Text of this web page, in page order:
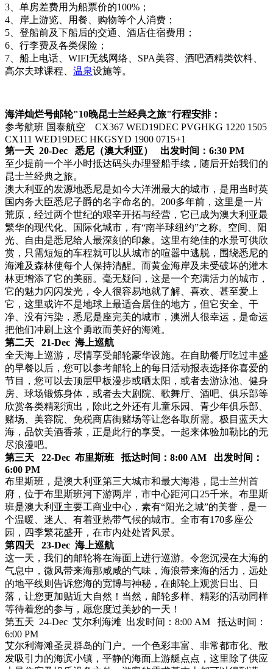
3、单房差费用为船票价的100%；
4、岸上游览、用餐、购物等个人消费；
5、登船前及下船后的交通、酒店住宿费用；
6、行李费及各类保险；
7、船上电话、WIFI无线网络、SPA美容、酒吧酒精类饮料、
高尔夫球课程、 温泉设施等。
海洋灿烂号邮轮"10晚昆士兰经典之旅"行程安排：
参考航班 国泰航空 CX367 WED19DEC PVGHKG 1220 1505
CX111 WED19DEC HKGSYD 1900 0715+1
第一天 20-Dec 悉尼（澳大利亚） 出发时间：6:30 PM
至少提前一个半小时抵达码头办理登船手续，随后开始我们的
昆士兰经典之旅。
澳大利亚的发源地悉尼是如今大洋洲最大的城市，是用当时英
国内务大臣悉尼子爵的名字命名的。200多年前，这里是一片
荒原，经过两个世纪的艰辛开拓与经营，它已成为澳大利亚最
繁华的现代化、国际化城市，有“南半球纽约”之称。空间、阳
光、自由是悉尼给人最深刻的印象。这里有绝佳的水景可供欣
赏，只需短短的车程就可以从城市的喧嚣中逃脱，围绕悉尼的
海滩及森林使每个人保持清醒。而黄金海岸及未受破坏的灌木
林更增添了它的美丽。毫无疑问，这是一个充满活力的城市，
它的魅力闪闪发光，令人很容易地就了解、喜欢、甚至爱上
它，这里或许不是地球上最适合居住的地方，但它安全、干
净、没有污染，悉尼是座完美的城市，澳洲人很幸运，是命运
把他们冲刷上这个勇敢而美好的海滩。
第二天 21-Dec 海上巡航
全天海上巡游，尽情享受邮轮豪华设施。在自助餐厅吃过丰盛
的早餐以后，您可以参考邮轮上的每日活动报表选择你喜爱的
节目，您可以去顶层甲板漫步或晒太阳，或者去游泳池、健身
房、球场锻炼身体，或者去大剧院、歌舞厅、酒吧、俱乐部等
欣赏各类精彩演出，除此之外还有儿童乐园、青少年俱乐部、
赌场、美容院、免税商店街赌场等让您各取所需。极目蓝天大
海，品饮美酒香茶，正是此行的享受。一起来体验加勒比的无
尽浪漫吧。
第三天 22-Dec 布里斯班 抵达时间：8:00 AM 出发时间：
6:00 PM
布里斯班，是澳大利亚第三大城市和最大海港，昆士兰州首
府，位于布里斯班河下游两岸，市中心距河口25千米。布里斯
班是澳大利亚主要工商业中心，素有“阳光之城”的美誉，是一
个温暖、迷人、有着亚热带气候的城市。全市有170多座公
园，四季繁花盛开，在市内处处皆风景。
第四天 23-Dec 海上巡航
这一天，我们的邮轮将在海面上进行巡游。令您沉浸在大海的
气息中，微风带来海那咸咸的气味，海浪带来海的活力，远处
的地平线则告诉您海的宽博与神秘，在邮轮上观赏日出、日
落，让您更加贴近大自然！当然，邮轮多样、精彩的活动同样
等待着您的参与，愿您度过美妙的一天！
第五天 24-Dec 艾尔利海滩 出发时间：8:00 AM 抵达时间：
6:00 PM
艾尔利海滩圣灵群岛的门户。一个色彩丰富、非常都市化、散
发吸引力的海滨小镇，平静的海面上游艇点点，这里除了供应